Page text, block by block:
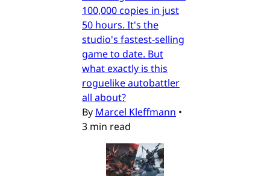
100,000 copies in just
50 hours. It's the
studio's fastest-selling
game to date. But
what exactly is this
roguelike autobattler
all about?
By Marcel Kleffmann •
3 min read